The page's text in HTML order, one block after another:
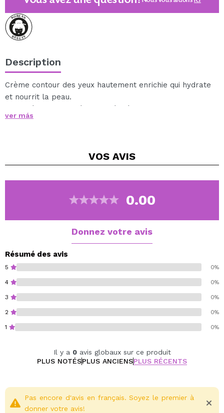
Description
Crème contour des yeux hautement enrichie qui hydrate
et nourrit la peau.
Formulé avec 5 ingrédients dérivés de centella asiatica,
qui aide à apaiser et régénérer la peau, et des aiguilles
Texture légère avec une douce couleur verte grâce à
ver más
VOS AVIS
0.00
Donnez votre avis
Résumé des avis
5 0%
4 0%
3 0%
2 0%
1 0%
Il y a 0avis globaux sur ce produit
PLUS NOTÉSPLUS ANCIENSPLUS RÉCENTS
Pas encore d'avis en français. Soyez le premier à
donner votre avis!